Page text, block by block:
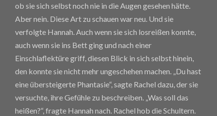
ob sie sich selbst noch nie in die Augen gesehen hätte.
Aber nein. Diese Art zu schauen war neu. Und sie
verfolgte Hannah. Auch wenn sie sich losreißen konnte,
auch wenn sie ins Bett ging und nach einer
Einschlaflektüre griff, diesen Blick in sich selbst hinein,
den konnte sie nicht mehr ungeschehen machen. „Du hast
eine übersteigerte Phantasie“, sagte Rachel dazu, der sie
versuchte, ihre Gefühle zu beschreiben. „Was soll das
heißen?“, fragte Hannah nach. Rachel hob die Schultern.